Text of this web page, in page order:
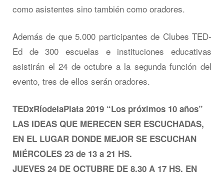
como asistentes sino también como oradores.
Además de que 5.000 participantes de Clubes TED-
Ed de 300 escuelas e instituciones educativas
asistirán el 24 de octubre a la segunda función del
evento, tres de ellos serán oradores.
TEDxRíodelaPlata 2019 “Los próximos 10 años”
LAS IDEAS QUE MERECEN SER ESCUCHADAS,
EN EL LUGAR DONDE MEJOR SE ESCUCHAN
MIÉRCOLES 23 de 13 a 21 HS.
JUEVES 24 DE OCTUBRE DE 8.30 A 17 HS. EN